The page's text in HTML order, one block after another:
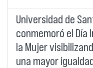
Universidad de
conmemoró el Día
la Mujer
una mayor